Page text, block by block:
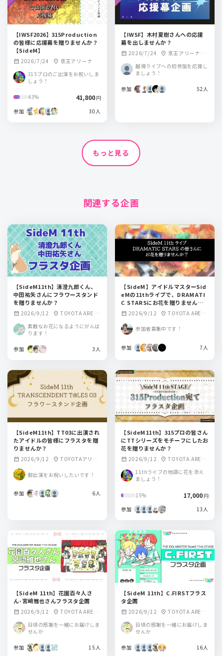
【IWSF2026】315Production
の皆様に応援幕を贈りませんか？
【SideM】
calendar_month 2026/7/24 location_on 京王アリーナ
315プロのご出演をお祝いしま
しょう！
43% 41,800円
参加
30人
【IWSF】木村夏樹さんへの応援
幕を出しませんか？
calendar_month 2026/7/24 location_on 京王アリーナTO
越境ライブへの初参加を応援し
ましょう！
参加 52人
もっと見る
関連する企画
【SideM11th】清澄九郎くん、
中田祐矢さんにフラワースタンド
を贈りませんか？
calendar_month 2026/9/12 location_on TOYOTA ARENA
素敵なお花になるようにがんば
ります！
参加 3人
【SideM】アイドルマスターSid
eMの11thライブで、DRAMATI
C STARSにお花を贈りません
か？
calendar_month 2026/9/12 location_on TOYOTA ARENA
参加者募集中です！
参加 7人
【SideM11th】TT03に出演され
たアイドルの皆様にフラスタを贈
りませんか？
calendar_month 2026/9/12 location_on TOYOTAアリー
御出演をお祝いしたいです！
参加 6人
【SideM11th】315プロの皆さん
にTTシリーズをモチーフにしたお
花を贈りませんか？
calendar_month 2026/9/12 location_on TOYOTA ARENA
TOKYO
11thライブの物語に花を添え
ましょう！
15% 17,000円
参加
13人
【SideM 11th】花園百々人さ
ん･宮﨑雅也さんフラスタ企画
calendar_month 2026/9/12 location_on TOYOTA ARENA
日頃の感謝を一緒にお届けしま
せんか
参加 15人
【SideM 11th】C.FIRSTフラス
タ企画
calendar_month 2026/9/12 location_on TOYOTA ARENA
日頃の感謝を一緒にお届けしま
せんか
参加 16人